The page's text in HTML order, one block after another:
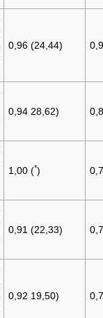
0,96 (24,44)
0,94 28,62)
1,00 (*)
0,91 (22,33)
0,92 19,50)